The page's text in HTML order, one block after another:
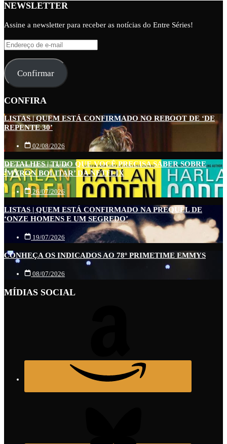
NEWSLETTER
Assine a newsletter para receber as notícias do Entre Séries!
Endereço
e-
mail
Confirmar
CONFIRA
LISTAS | QUEM ESTÁ CONFIRMADO NO REBOOT DE ‘DE
REPENTE 30’
02/08/2026
DETALHES | TUDO QUE VOCÊ PRECISA SABER SOBRE
‘MYRON BOLITAR’ DA NETFLIX
26/07/2026
LISTAS | QUEM ESTÁ CONFIRMADO NA PREQUEL DE
‘ONZE HOMENS E UM SEGREDO’
19/07/2026
CONHEÇA OS INDICADOS AO 78º PRIMETIME EMMYS
08/07/2026
MÍDIAS SOCIAL